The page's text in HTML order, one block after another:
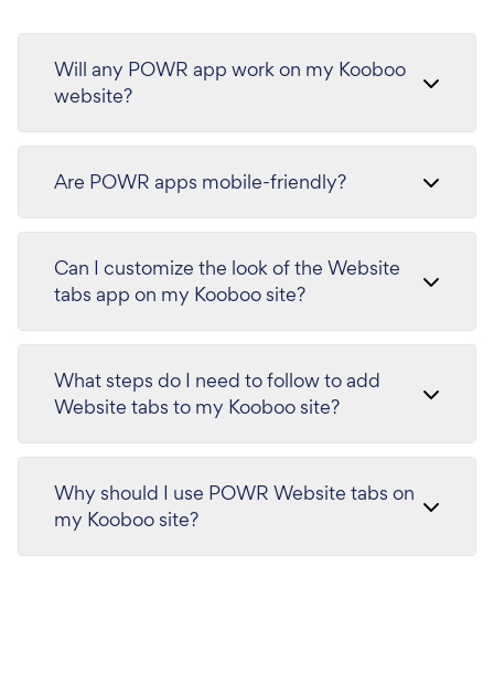
Will any POWR app work on my Kooboo
website?
Are POWR apps mobile-friendly?
Can I customize the look of the Website
tabs app on my Kooboo site?
What steps do I need to follow to add
Website tabs to my Kooboo site?
Why should I use POWR Website tabs on
my Kooboo site?